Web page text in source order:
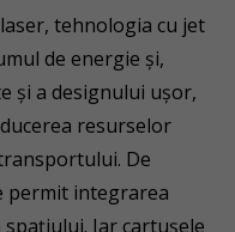
tehnologia cu jet
de energie și,
și a designului ușor,
resurselor
De
permit integrarea
Iar cartușele